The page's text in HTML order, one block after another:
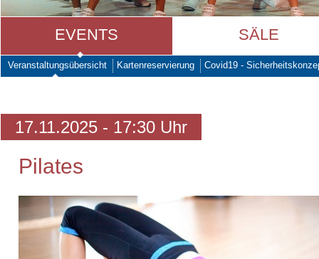
EVENTS SÄLE
Veranstaltungsübersicht Kartenreservierung Covid19 -
17.11.2025 - 17:30 Uhr
Pilates